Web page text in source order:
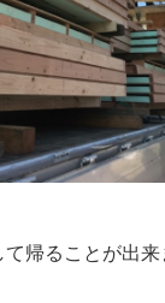
帰ることが出